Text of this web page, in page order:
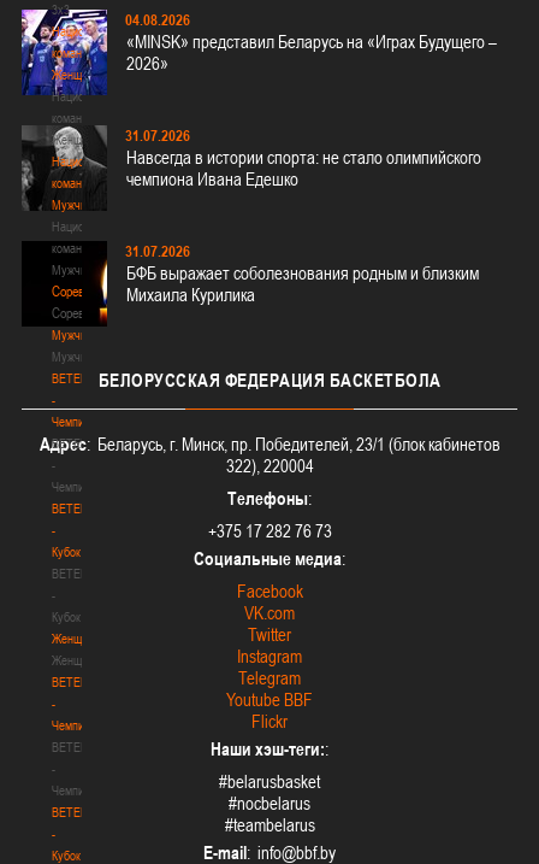
3х3
Национальная
команда.
Женщины
Национальная
команда.
Женщины
Национальная
команда.
Мужчины
Национальная
команда.
Мужчины
Соревнования
Соревнования
Мужчины
Мужчины
BETERA
-
Чемпионат
BETERA
-
Чемпионат
BETERA
-
Кубок
BETERA
-
Кубок
Женщины
Женщины
BETERA
-
Чемпионат
BETERA
-
Чемпионат
BETERA
-
Кубок
04.08.2026
«MINSK» представил Беларусь на «Играх Будущего –
2026»
31.07.2026
Навсегда в истории спорта: не стало олимпийского
чемпиона Ивана Едешко
31.07.2026
БФБ выражает соболезнования родным и близким
Михаила Курилика
БЕЛОРУССКАЯ ФЕДЕРАЦИЯ БАСКЕТБОЛА
Адрес: Беларусь, г. Минск, пр. Победителей, 23/1 (блок кабинетов
322), 220004
Телефоны:
+375 17 282 76 73
Социальные медиа:
Facebook
VK.com
Twitter
Instagram
Telegram
Youtube BBF
Flickr
Наши хэш-теги::
#belarusbasket
#nocbelarus
#teambelarus
E-mail: